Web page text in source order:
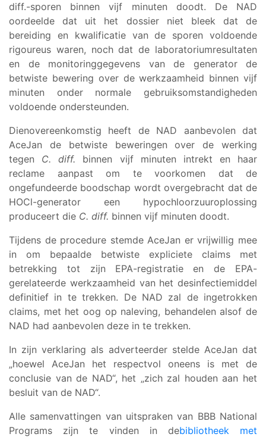
diff.-sporen binnen vijf minuten doodt. De NAD
oordeelde dat uit het dossier niet bleek dat de
bereiding en kwalificatie van de sporen voldoende
rigoureus waren, noch dat de laboratoriumresultaten
en de monitoringgegevens van de generator de
betwiste bewering over de werkzaamheid binnen vijf
minuten onder normale gebruiksomstandigheden
voldoende ondersteunden.
Dienovereenkomstig heeft de NAD aanbevolen dat
AceJan de betwiste beweringen over de werking
tegen C. diff. binnen vijf minuten intrekt en haar
reclame aanpast om te voorkomen dat de
ongefundeerde boodschap wordt overgebracht dat de
HOCl-generator een hypochloorzuuroplossing
produceert die C. diff. binnen vijf minuten doodt.
Tijdens de procedure stemde AceJan er vrijwillig mee
in om bepaalde betwiste expliciete claims met
betrekking tot zijn EPA-registratie en de EPA-
gerelateerde werkzaamheid van het desinfectiemiddel
definitief in te trekken. De NAD zal de ingetrokken
claims, met het oog op naleving, behandelen alsof de
NAD had aanbevolen deze in te trekken.
In zijn verklaring als adverteerder stelde AceJan dat
„hoewel AceJan het respectvol oneens is met de
conclusie van de NAD“, het „zich zal houden aan het
besluit van de NAD“.
Alle samenvattingen van uitspraken van BBB National
Programs zijn te vinden in debibliotheek met